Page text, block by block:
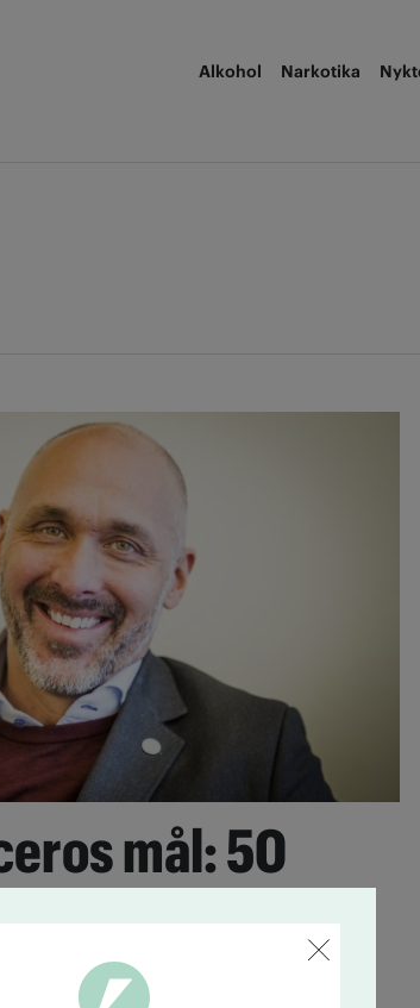
Alkohol Narkotika
mål: 50
Det borde IOGT-NTO ha, enligt
våga tro på oss själva”, säger